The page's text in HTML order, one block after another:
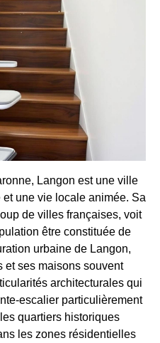
Langon est une ville
une vie locale animée. Sa
de villes françaises, voit
être constituée de
urbaine de Langon,
et ses maisons souvent
architecturales qui
escalier particulièrement
quartiers historiques
les zones résidentielles